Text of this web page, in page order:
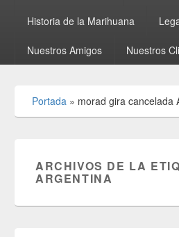
Historia de la Marihuana
Nuestros Amigos Nuestros
Portada » morad gira cancelada
ARCHIVOS DE LA
ARGENTINA